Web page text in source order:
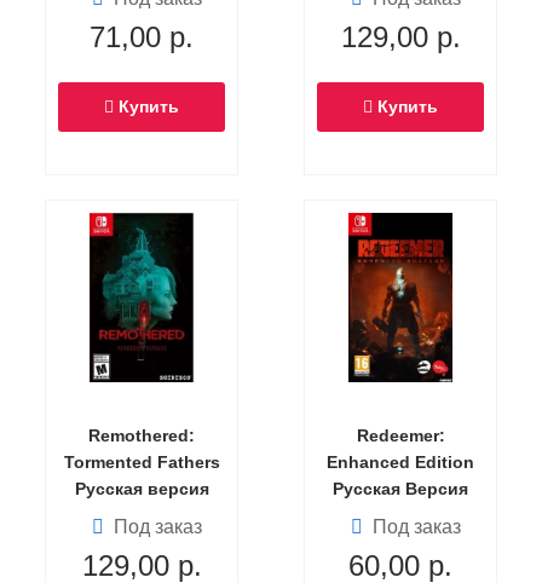
71,00 р.
Купить
129,00р.
Купить
Remothered:
Tormented Fathers
Русская версия
(Switch)
Под заказ
129,00р.
Redeemer:
Enhanced Edition
Русская Версия
(Switch)
Под заказ
60,00 р.